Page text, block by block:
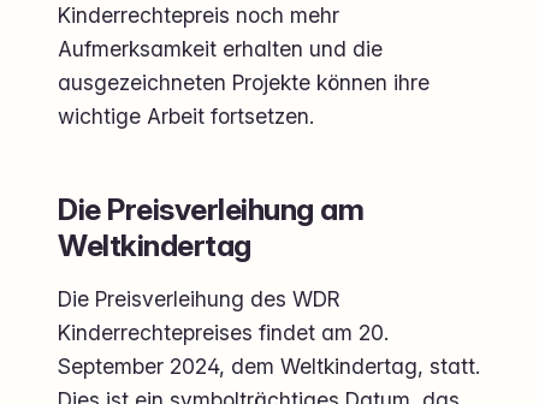
Kinderrechtepreis noch mehr
Aufmerksamkeit erhalten und die
ausgezeichneten Projekte können ihre
wichtige Arbeit fortsetzen.
Die Preisverleihung am
Weltkindertag
Die Preisverleihung des WDR
Kinderrechtepreises findet am 20.
September 2024, dem Weltkindertag, statt.